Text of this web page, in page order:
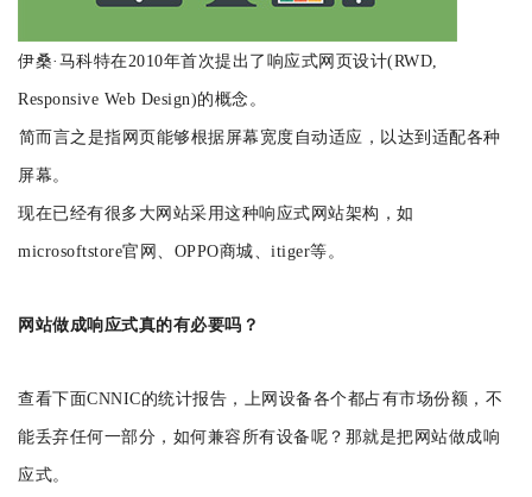
伊桑·马科特在2010年首次提出了响应式网页设计(RWD,
Responsive Web Design)的概念。
简而言之是指网页能够根据屏幕宽度自动适应，以达到适配各种
屏幕。
现在已经有很多大网站采用这种响应式网站架构，如
microsoftstore官网、OPPO商城、itiger等。
网站做成响应式真的有必要吗？
查看下面CNNIC的统计报告，上网设备各个都占有市场份额，不
能丢弃任何一部分，如何兼容所有设备呢？那就是把网站做成响
应式。